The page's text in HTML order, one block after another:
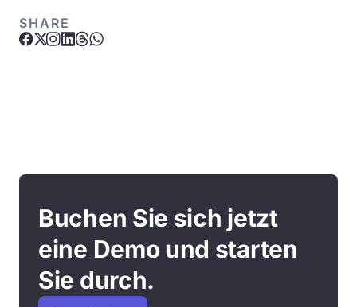
SHARE
Buchen Sie sich jetzt
eine Demo und starten
Sie durch.